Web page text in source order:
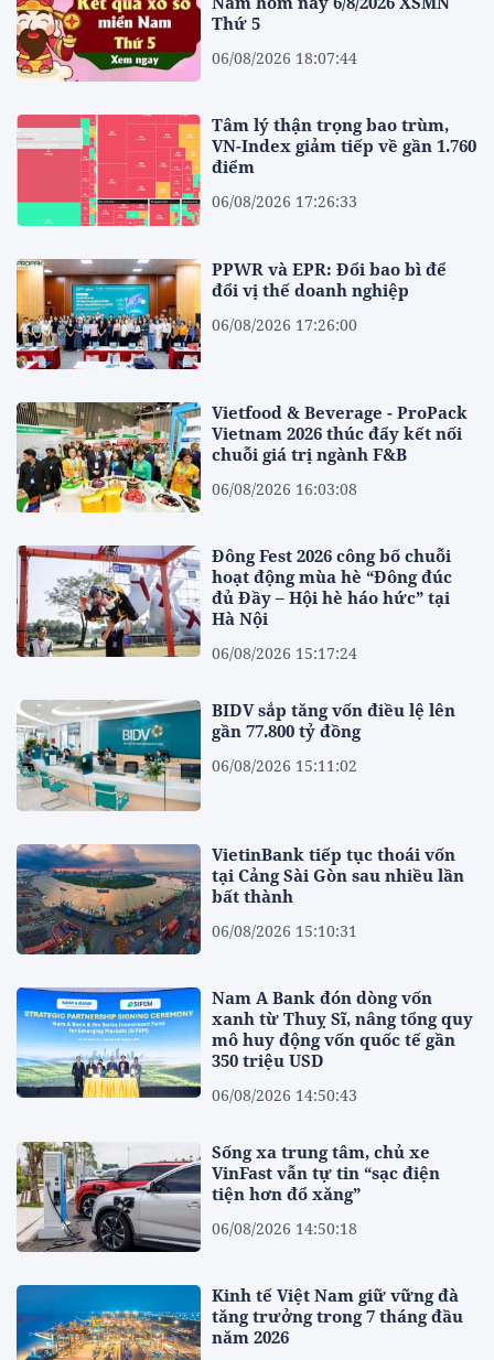
Thứ 5
06/08/2026 18:07:44
Tâm lý thận trọng bao trùm,
VN-Index giảm tiếp về gần 1.760
điểm
06/08/2026 17:26:33
PPWR và EPR: Đổi bao bì để
đổi vị thế doanh nghiệp
06/08/2026 17:26:00
Vietfood & Beverage - ProPack
Vietnam 2026 thúc đẩy kết nối
chuỗi giá trị ngành F&B
06/08/2026 16:03:08
Đông Fest 2026 công bố chuỗi
hoạt động mùa hè “Đông đúc
đủ Đầy – Hội hè háo hức” tại
Hà Nội
06/08/2026 15:17:24
BIDV sắp tăng vốn điều lệ lên
gần 77.800 tỷ đồng
06/08/2026 15:11:02
VietinBank tiếp tục thoái vốn
tại Cảng Sài Gòn sau nhiều lần
bất thành
06/08/2026 15:10:31
Nam A Bank đón dòng vốn
xanh từ Thuỵ Sĩ, nâng tổng quy
mô huy động vốn quốc tế gần
350 triệu USD
06/08/2026 14:50:43
Sống xa trung tâm, chủ xe
VinFast vẫn tự tin “sạc điện
tiện hơn đổ xăng”
06/08/2026 14:50:18
Kinh tế Việt Nam giữ vững đà
tăng trưởng trong 7 tháng đầu
năm 2026